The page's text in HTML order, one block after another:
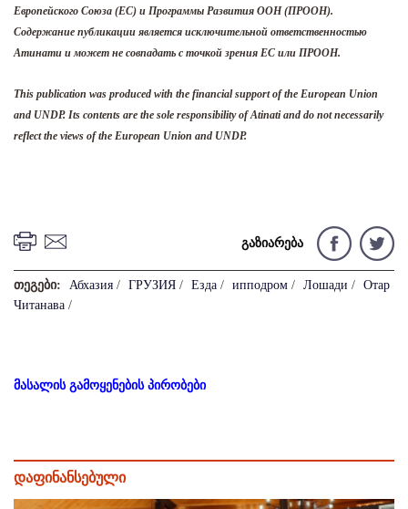
Европейского Союза (ЕС) и Программы Развития ООН (ПРООН).
Содержание публикации является исключительной ответственностью
Атинати и может не совпадать с точкой зрения ЕС или ПРООН.
This publication was produced with the financial support of the European Union
and UNDP. Its contents are the sole responsibility of Atinati and do not necessarily
reflect the views of the European Union and UNDP.
გაზიარება
თეგები: Абхазия / ГРУЗИЯ / Езда / ипподром / Лошади / Отар
Читанава /
მასალის გამოყენების პირობები
დაფინანსებული